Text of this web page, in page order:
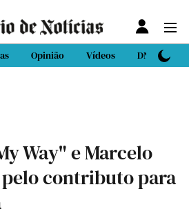
Opinião Vídeos DN Sport
Way" e Marcelo
contributo para